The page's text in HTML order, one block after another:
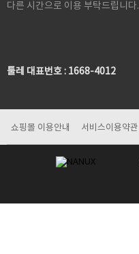
다른 시간으로 이용 부탁드립니다.
툴레 대표번호 : 1668-4012
쇼핑몰 이용안내 서비스이용약관